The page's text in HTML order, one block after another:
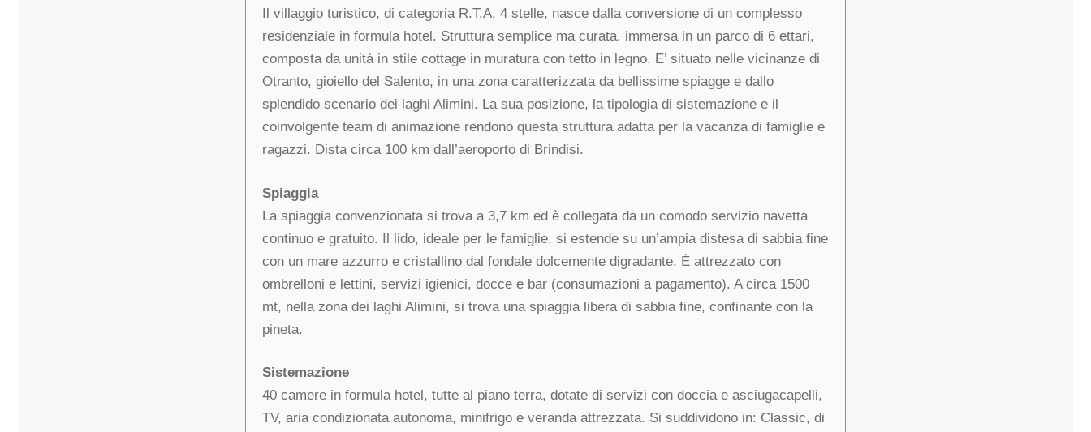
Il villaggio turistico, di categoria R.T.A. 4 stelle, nasce dalla conversione di un complesso
residenziale in formula hotel. Struttura semplice ma curata, immersa in un parco di 6 ettari,
composta da unità in stile cottage in muratura con tetto in legno. E’ situato nelle vicinanze di
Otranto, gioiello del Salento, in una zona caratterizzata da bellissime spiagge e dallo
splendido scenario dei laghi Alimini. La sua posizione, la tipologia di sistemazione e il
coinvolgente team di animazione rendono questa struttura adatta per la vacanza di famiglie e
ragazzi. Dista circa 100 km dall’aeroporto di Brindisi.
Spiaggia
La spiaggia convenzionata si trova a 3,7 km ed è collegata da un comodo servizio navetta
continuo e gratuito. Il lido, ideale per le famiglie, si estende su un’ampia distesa di sabbia fine
con un mare azzurro e cristallino dal fondale dolcemente digradante. É attrezzato con
ombrelloni e lettini, servizi igienici, docce e bar (consumazioni a pagamento). A circa 1500
mt, nella zona dei laghi Alimini, si trova una spiaggia libera di sabbia fine, confinante con la
pineta.
Sistemazione
40 camere in formula hotel, tutte al piano terra, dotate di servizi con doccia e asciugacapelli,
TV, aria condizionata autonoma, minifrigo e veranda attrezzata. Si suddividono in: Classic, di